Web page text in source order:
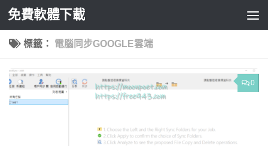
Skip to content
免費軟體下載
標籤： 電腦同步GOOGLE雲端
0